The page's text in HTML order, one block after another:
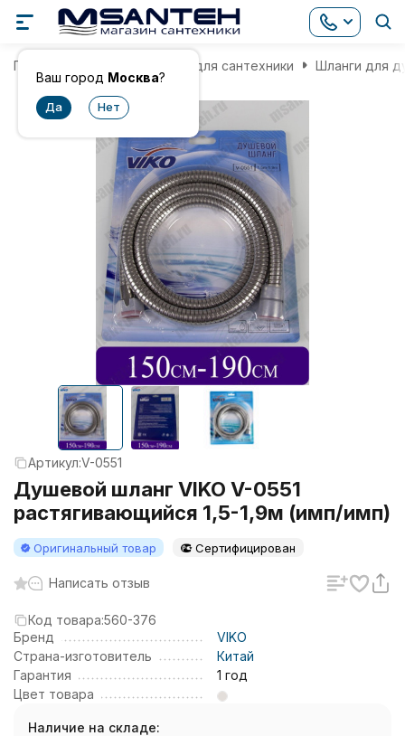
Ваш город Москва?
Главная Комплектующие для сантехники Шланги для
Артикул:V-0551
Душевой шланг VIKO V-0551
растягивающийся 1,5-1,9м (имп/имп)
Оригинальный товар Сертифицирован
Написать отзыв
Код товара:560-376
Бренд
VIKO
Страна-изготовитель
Китай
Гарантия
1 год
Цвет товара
Наличие на складе: